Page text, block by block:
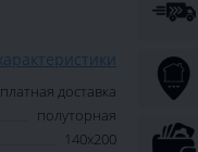
доставка
полуторная
140х200